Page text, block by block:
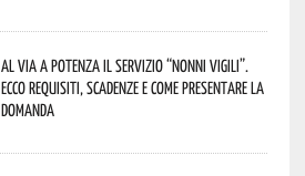
Al via a Potenza il servizio “Nonni Vigili”.
Ecco requisiti, scadenze e come presentare la
domanda